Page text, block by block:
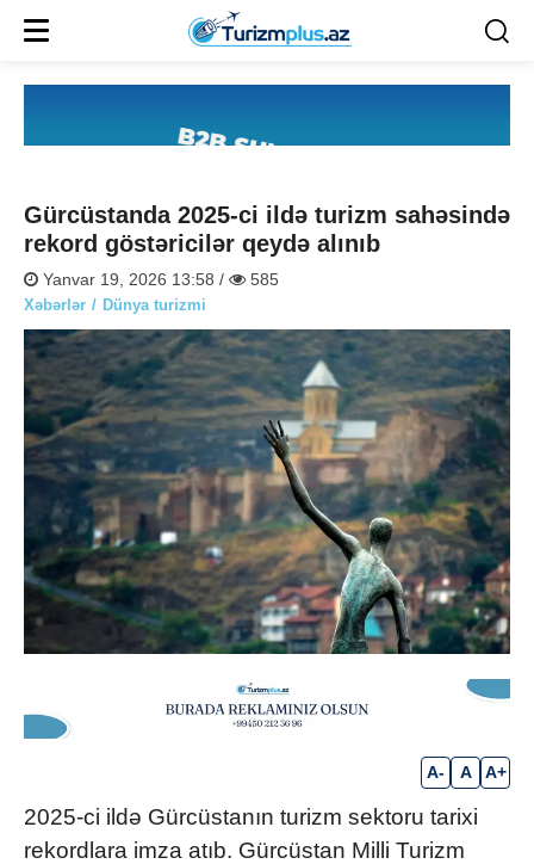
Gürcüstanda 2025-ci ildə turizm sahəsində
rekord göstəricilər qeydə alınıb
Yanvar 19, 2026 13:58 / 585
Xəbərlər Dünya turizmi
A- A A+
2025-ci ildə Gürcüstanın turizm sektoru tarixi
rekordlara imza atıb. Gürcüstan Milli Turizm